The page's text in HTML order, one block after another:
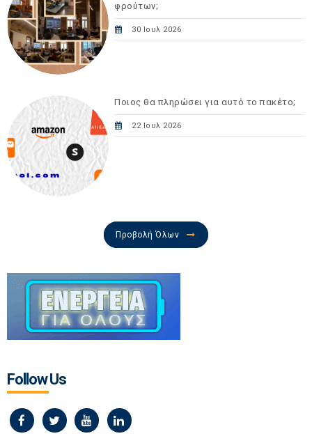
φρούτων;
30 Ιουλ 2026
Ποιος θα πληρώσει για αυτό το πακέτο;
22 Ιουλ 2026
Προβολή Όλων
Follow Us